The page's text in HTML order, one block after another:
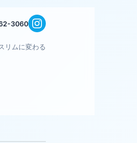
3060
リムに変わる